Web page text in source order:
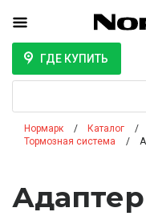
ГДЕ КУПИТЬ
Нормарк Каталог
Тормозная система